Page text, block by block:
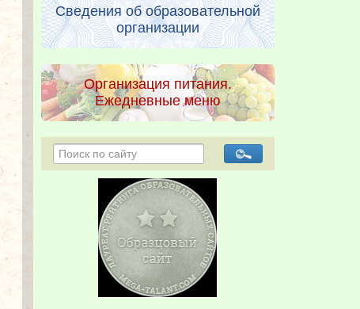
Сведения об образовательной
организации
Организация питания.
Ежедневные меню